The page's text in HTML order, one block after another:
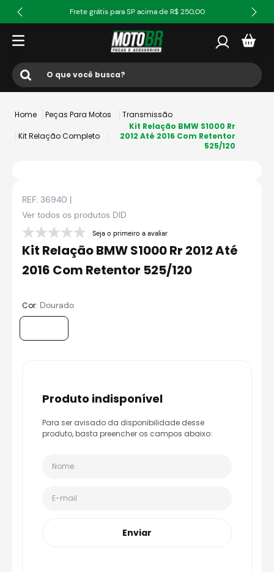
Frete grátis para SP acima de R$ 250,00
O que você busca?
5º capacete ls2
6 º jaqueta
7º bau
8º axxis fenix
10º race tech
Peças Para Motos Transmissão
Kit Relação Completo
Kit Relação BMW S1000 Rr
2012 Até 2016 Com Retentor
525/120
REF: 36940 |
Ver todos os produtos DID
Seja o primeiro a avaliar
Kit Relação BMW S1000 Rr 2012 Até
2016 Com Retentor 525/120
Cor: Dourado
produto indisponível
Para ser avisado da disponibilidade desse
produto, basta preencher os campos abaixo:
Enviar